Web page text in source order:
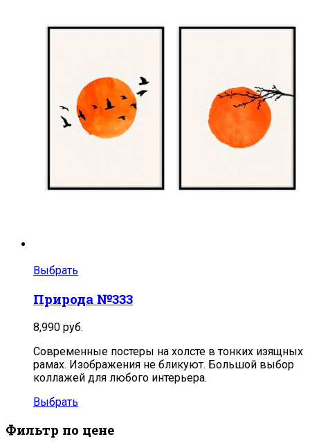
Выбрать
Природа №333
8,990 руб.
Современные постеры на холсте в тонких изящных
рамах. Изображения не бликуют. Большой выбор
коллажей для любого интерьера.
Выбрать
Фильтр по цене